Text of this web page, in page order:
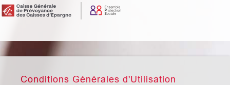
Conditions Générales d'Utilisation